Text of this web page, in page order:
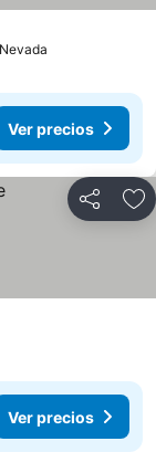
precios
Ver precios
Compartir
Ver precios